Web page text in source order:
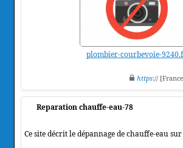
plombier-courbevoie-
https://
Reparation chauffe-eau-78
Ce site décrit le dépannage de chauffe-eau